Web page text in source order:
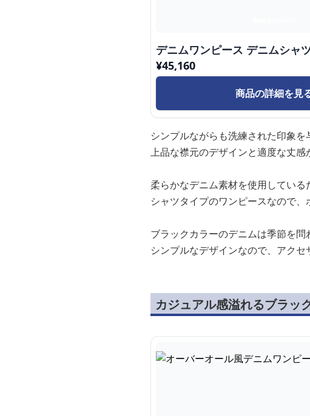
デニムワンピース デニムシャ
¥45,160
商品の詳細を見
シンプルながらも洗練された印象を
上品な襟元のデザインと適度な丈感
柔らかなデニム素材を使用している
シャツタイプのワンピースなので、
ブラックカラーのデニムは季節を問
シンプルなデザインなので、アク
カジュアル感溢れるブラッ